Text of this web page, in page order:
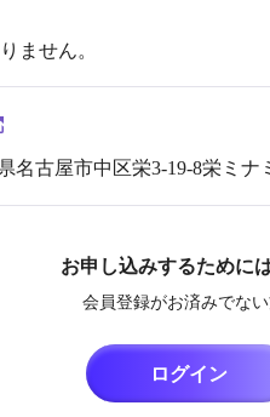
ません。
名古屋市中区栄3-19-8栄ミナ
お申し込みするために
会員登録がお済みでな
ログイン